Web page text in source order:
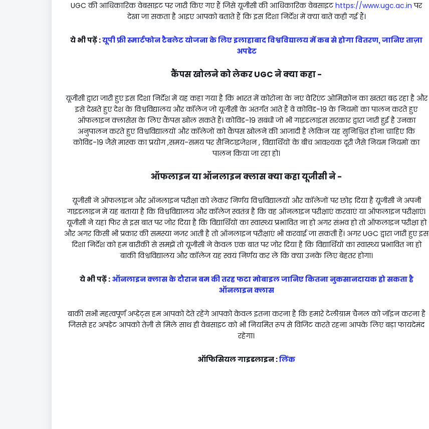
UGC की आधिकारिक वेबसाइट पर जारी किए गए हैं जिसे यूजीसी की आधिकारिक वेबसाइटhttps://www.ugc.ac.in पर
देखा जा सकता है आइए आपको बताते हैं कि इस दिशा निर्देश में क्या बातें कही गई हैं।
ये भी पढ़ें :यूपी फ्री स्मार्टफोन टैबलेट योजना के लिए इलाहाबाद विश्वविद्यालय में कब से होगा वितरण, जानिए ताज़ा
अपडेट
कैंपस खोलने को लेकर UGC ने क्या कहा -
यूजीसी द्वारा जारी हुए इस दिशा निर्देश में यह कहा गया है कि भारत में कोरोना के नए वेरिएंट ओमिक्रोन का खतरा बढ़ रहा है और
इसे देखते हुए देश के विश्वविद्यालय और कॉलेज जो यूजीसी के अंतर्गत आते हैं वे कोविड-19 के नियमों का पालन करते हुए
ऑफलाइन क्लासेस के लिए कैंपस खोल सकते हैं। कोविड-19 सबंधी जो भी गाइडलाइंस सरकार द्वारा जारी हुई है उनका
अनुपालन करते हुए विश्वविद्यालयों और कॉलेजों को कैंपस खोलने की आजादी है लेकिन यह सुनिश्चित होना चाहिए कि
कोविड-19 जैसे मास्क का प्रयोग ,समय-समय पर सैनिटाइजेशन , विद्यार्थियों के बीच आवश्यक दूरी जैसे नियम नियमों का
पालन किया जा रहा हो।
ऑफलाइन या ऑनलाइन क्लास क्या कहा यूजीसी ने -
यूजीसी ने ऑफलाइन और ऑनलाइन परीक्षा को लेकर निर्णय विश्वविद्यालयों और कॉलेजों पर छोड़ दिया है यूजीसी ने अपनी
गाइडलाइन में यह बताया है कि विश्वविद्यालय और कॉलेज स्वतंत्र है कि वह ऑनलाइन परीक्षाएं करवाएं या ऑफलाइन परीक्षाएं।
यूजीसी ने यहां फिर से इस बात पर जोर दिया है कि विद्यार्थियों का स्वास्थ्य प्रभावित ना हो अगर संभव हो तो ऑफलाइन परीक्षा हो
और अगर किसी भी प्रकार की समस्या नजर आती है तो ऑनलाइन परीक्षाएं भी करवाई जा सकती हैं। अगर UGC द्वारा जारी हुए इस
दिशा निर्देश को हम बारीकी से समझें तो यूजीसी ने केवल एक बात पर जोर दिया है कि विद्यार्थियों का स्वास्थ्य प्रभावित ना हो
बाकी विश्वविद्यालय और कॉलेज यह स्वयं निर्णय कर लें कि क्या उनके लिए बेहतर होगा।
ये भी पढ़ें : ऑनलाइन क्लास के दौरान बम की तरह फटा मोबाइल जानिए कितना नुकसानदायक हो सकता है
ऑनलाइन क्लास
बाकी सभी महत्वपूर्ण अप्डेट्स हम आपको देते रहेंगे आपको केवल इतना करना है कि हमारे टेलीग्राम चैनल को जॉइन करना है
जिससे हर अपडेट आपको तेज़ी से मिले साथ ही वेबसाइट को भी नियमित रूप से विजिट करते रहना आपके लिए बड़ा फायदेमंद
रहेगा।
ऑफिसियल गाइडलाइन :लिंक